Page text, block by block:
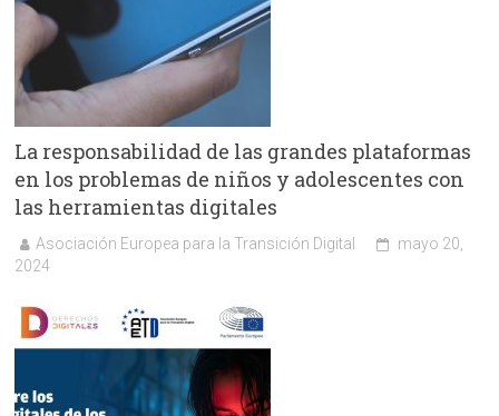
La responsabilidad de las grandes plataformas
en los problemas de niños y adolescentes con
las herramientas digitales
Asociación Europea para la Transición Digital
mayo 20,
2024